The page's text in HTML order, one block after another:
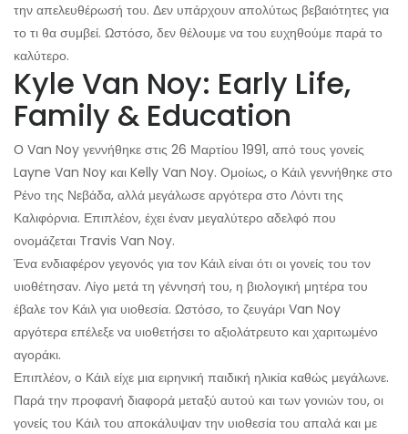
την απελευθέρωσή του. Δεν υπάρχουν απολύτως βεβαιότητες για
το τι θα συμβεί. Ωστόσο, δεν θέλουμε να του ευχηθούμε παρά το
καλύτερο.
Kyle Van Noy: Early Life,
Family & Education
Ο Van Noy γεννήθηκε στις 26 Μαρτίου 1991, από τους γονείς
Layne Van Noy και Kelly Van Noy. Ομοίως, ο Κάιλ γεννήθηκε στο
Ρένο της Νεβάδα, αλλά μεγάλωσε αργότερα στο Λόντι της
Καλιφόρνια. Επιπλέον, έχει έναν μεγαλύτερο αδελφό που
ονομάζεται Travis Van Noy.
Ένα ενδιαφέρον γεγονός για τον Κάιλ είναι ότι οι γονείς του τον
υιοθέτησαν. Λίγο μετά τη γέννησή του, η βιολογική μητέρα του
έβαλε τον Κάιλ για υιοθεσία. Ωστόσο, το ζευγάρι Van Noy
αργότερα επέλεξε να υιοθετήσει το αξιολάτρευτο και χαριτωμένο
αγοράκι.
Επιπλέον, ο Κάιλ είχε μια ειρηνική παιδική ηλικία καθώς μεγάλωνε.
Παρά την προφανή διαφορά μεταξύ αυτού και των γονιών του, οι
γονείς του Κάιλ του αποκάλυψαν την υιοθεσία του απαλά και με